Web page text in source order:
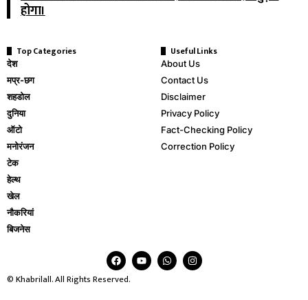
होगा।
Top Categories
देश
मप्र-छग
शहडोल
दुनिया
ऑटो
मनोरंजन
टेक
हेल्थ
खेल
नौकरियां
बिजनेस
Useful Links
About Us
Contact Us
Disclaimer
Privacy Policy
Fact-Checking Policy
Correction Policy
© Khabrilall. All Rights Reserved.